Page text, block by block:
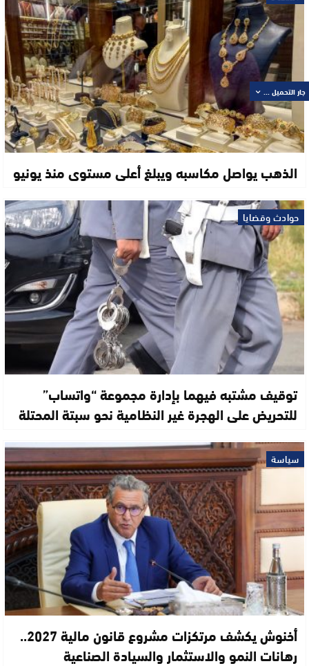
الذهب يواصل مكاسبه ويبلغ أعلى مستوى منذ يونيو
حوادث وقضايا
توقيف مشتبه فيهما بإدارة مجموعة “واتساب”
للتحريض على الهجرة غير النظامية نحو سبتة المحتلة
سياسة
أخنوش يكشف مرتكزات مشروع قانون مالية 2027..
رهانات النمو والاستثمار والسيادة الصناعية
جار التحميل ...